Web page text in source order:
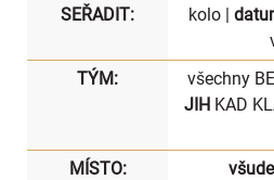
SEŘADIT:
kolo|
TÝM:
všechny
JIH KAD
MÍSTO:
všude